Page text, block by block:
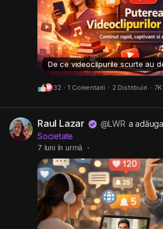
32 · 1 Comentarii · 2 Distribuiri ·
Raul Lazar @LWR a
Societate
7 luni în urmă ·